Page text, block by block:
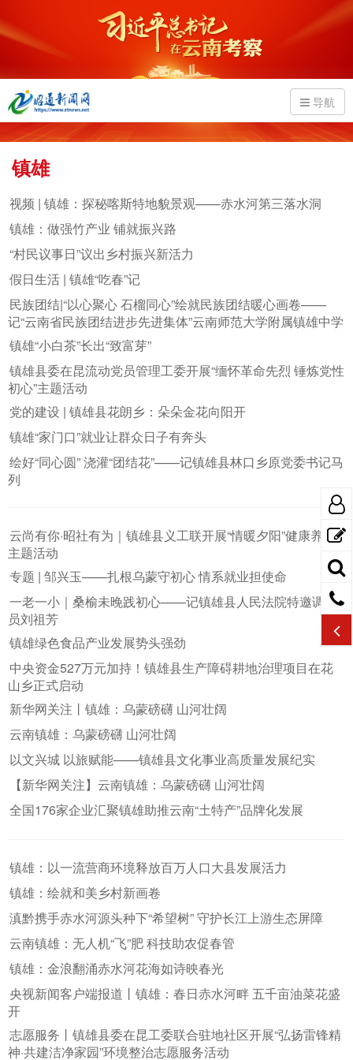
导航
镇雄
视频 | 镇雄：探秘喀斯特地貌景观——赤水河第三落水洞
镇雄：做强竹产业 铺就振兴路
“村民议事日”议出乡村振兴新活力
假日生活 | 镇雄“吃春”记
民族团结|“以心聚心 石榴同心”绘就民族团结暖心画卷——
记“云南省民族团结进步先进集体”云南师范大学附属镇雄中学
镇雄“小白茶”长出“致富芽”
镇雄县委在昆流动党员管理工委开展“缅怀革命先烈 锤炼党性
初心”主题活动
党的建设 | 镇雄县花朗乡：朵朵金花向阳开
镇雄“家门口”就业让群众日子有奔头
绘好“同心圆” 浇灌“团结花”——记镇雄县林口乡原党委书记马
列
云尚有你·昭社有为｜镇雄县义工联开展“情暖夕阳”健康养老
主题活动
专题 | 邹兴玉——扎根乌蒙守初心 情系就业担使命
一老一小｜桑榆未晚践初心——记镇雄县人民法院特邀调解
员刘祖芳
镇雄绿色食品产业发展势头强劲
中央资金527万元加持！镇雄县生产障碍耕地治理项目在花
山乡正式启动
新华网关注丨镇雄：乌蒙磅礴 山河壮阔
云南镇雄：乌蒙磅礴 山河壮阔
以文兴城 以旅赋能——镇雄县文化事业高质量发展纪实
【新华网关注】云南镇雄：乌蒙磅礴 山河壮阔
全国176家企业汇聚镇雄助推云南“土特产”品牌化发展
镇雄：以一流营商环境释放百万人口大县发展活力
镇雄：绘就和美乡村新画卷
滇黔携手赤水河源头种下“希望树” 守护长江上游生态屏障
云南镇雄：无人机“飞”肥 科技助农促春管
镇雄：金浪翻涌赤水河花海如诗映春光
央视新闻客户端报道丨镇雄：春日赤水河畔 五千亩油菜花盛
开
志愿服务丨镇雄县委在昆工委联合驻地社区开展“弘扬雷锋精
神·共建洁净家园”环境整治志愿服务活动